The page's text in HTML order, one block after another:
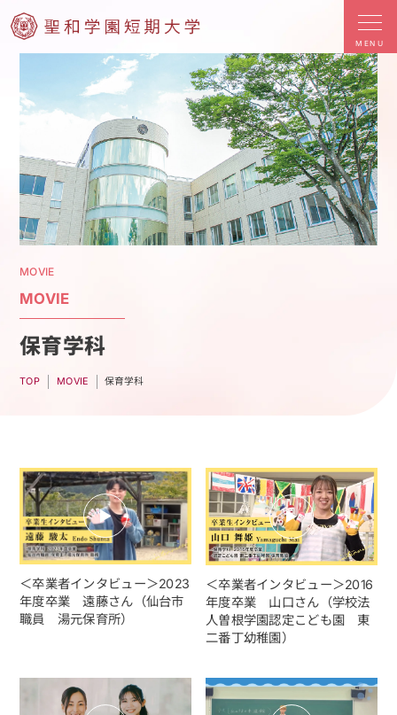
MENU
MOVIE
MOVIE
保育学科
TOP MOVIE 保育学科
＜卒業者インタビュー＞2023
年度卒業 遠藤さん（仙台市
職員 湯元保育所）
＜卒業者インタビュー＞2016
年度卒業 山口さん（学校法
人曽根学園認定こども園 東
二番丁幼稚園）